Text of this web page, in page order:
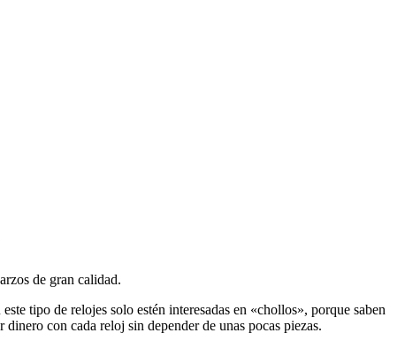
de gran calidad.
tipo de relojes solo estén interesadas en «chollos», porque saben
con cada reloj sin depender de unas pocas piezas.